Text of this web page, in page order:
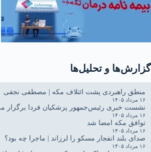
گزارش‌ها و تحلیل‌ها
منطق راهبردی پشت ائتلاف مکه | مصطفی نجفی
۱۶ مرداد ۱۴۰۵
نشست خبری رئیس‌جمهور پزشکیان فردا برگزار
۱۶ مرداد ۱۴۰۵
توافق مکه امضا شد
۱۶ مرداد ۱۴۰۵
صدای بلند انفجار مسکو را لرزاند | ماجرا چه بود؟
۱۶ مرداد ۱۴۰۵